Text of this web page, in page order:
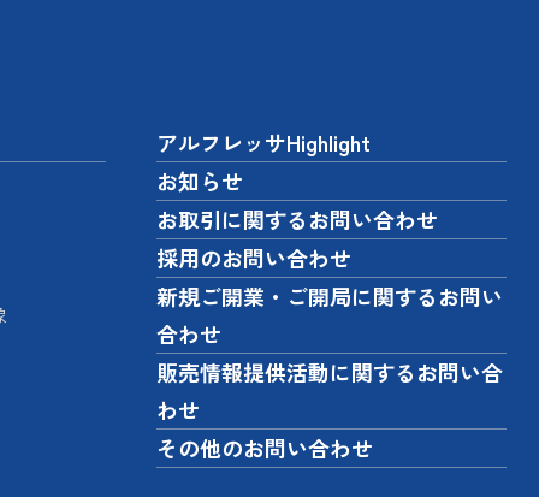
アルフレッサHighlight
お知らせ
お取引に関するお問い合わせ
採用のお問い合わせ
新規ご開業・ご開局に関するお問い
合わせ
販売情報提供活動に関するお問い合
わせ
その他のお問い合わせ